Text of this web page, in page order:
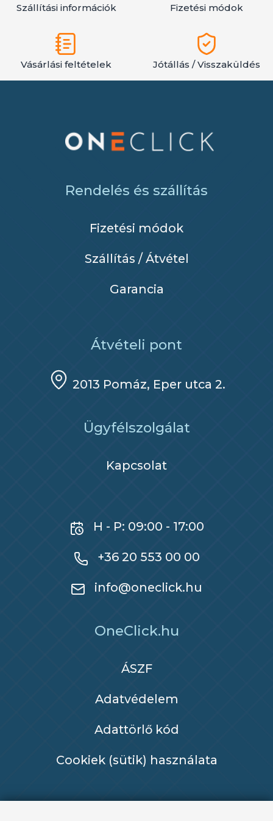
Szállítási információk Fizetési módok
Vásárlási feltételek Jótállás / Visszaküldés
Rendelés és szállítás
Fizetési módok
Szállítás / Átvétel
Garancia
Átvételi pont
2013 Pomáz, Eper utca 2.
Ügyfélszolgálat
Kapcsolat
H - P: 09:00 - 17:00
+36 20 553 00 00
info@oneclick.hu
OneClick.hu
ÁSZF
Adatvédelem
Adattörlő kód
Cookiek (sütik) használata